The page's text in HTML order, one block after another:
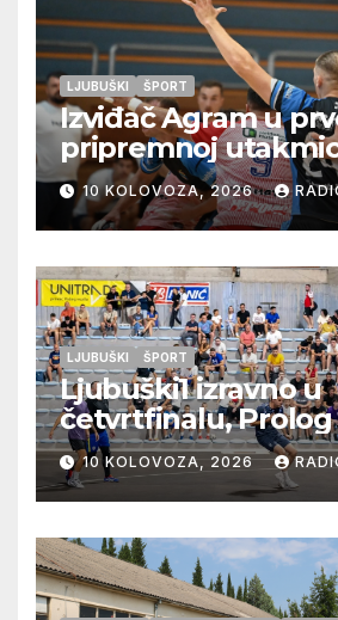
LJUBUŠKI ŠPORT
Izviđač Agram u
pripremnoj
Metković Zalom
10 KOLOVOZA, 2026
LJUBUŠKI ŠPORT
Ljubuški1 izravno u
četvrtfinalu, Prolog
Ljubuški2 u
Hardomilje ispalo,
večeras protiv
prolazak u drugi
10 KOLOVOZA, 2026